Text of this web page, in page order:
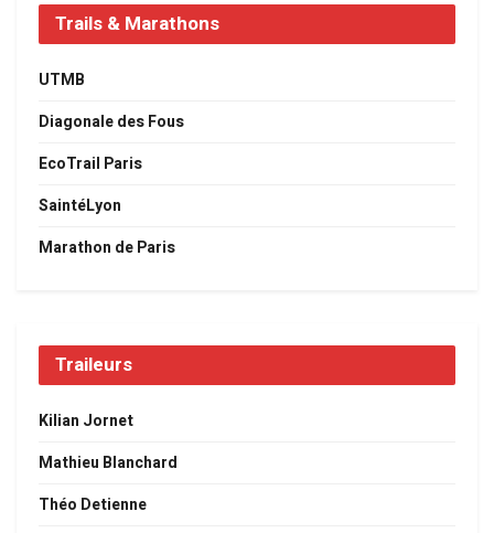
Trails & Marathons
UTMB
Diagonale des Fous
EcoTrail Paris
SaintéLyon
Marathon de Paris
Traileurs
Kilian Jornet
Mathieu Blanchard
Théo Detienne